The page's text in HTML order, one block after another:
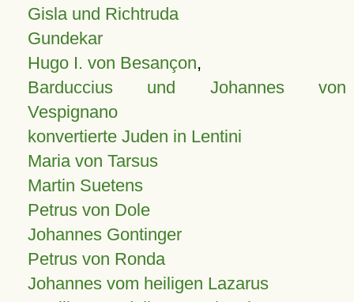
Gisla und Richtruda
Gundekar
Hugo I. von Besançon,
Barduccius und Johannes von
Vespignano
konvertierte Juden in Lentini
Maria von Tarsus
Martin Suetens
Petrus von Dole
Johannes Gontinger
Petrus von Ronda
Johannes vom heiligen Lazarus